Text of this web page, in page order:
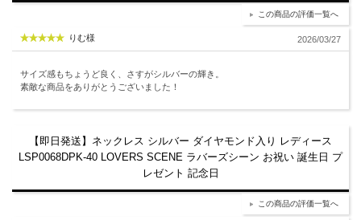
この商品の評価一覧へ
りむ様 2026/03/27
サイズ感もちょうど良く、さすがシルバーの輝き。
素敵な商品をありがとうございました！
【即日発送】ネックレス シルバー ダイヤモンド入り レディース
LSP0068DPK-40 LOVERS SCENE ラバーズシーン お祝い 誕生日 プ
レゼント 記念日
この商品の評価一覧へ